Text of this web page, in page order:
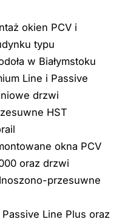
okien PCV i
typu
w Białymstoku
Line i Passive
drzwi
HST
okna PCV
oraz drzwi
przesuwne
Line Plus oraz